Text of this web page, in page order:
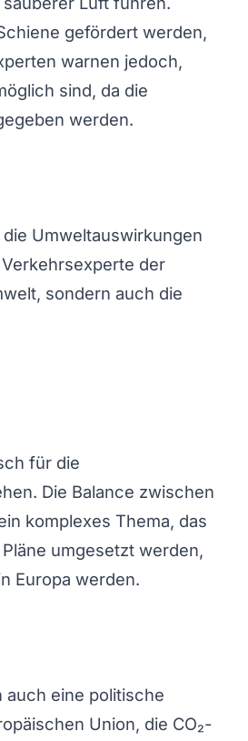
gefördert werden,
warnen jedoch,
sind, da die
werden.
Umweltauswirkungen
der
sondern auch die
für die
Die Balance zwischen
komplexes Thema, das
umgesetzt werden,
Europa werden.
eine politische
Union, die CO₂-